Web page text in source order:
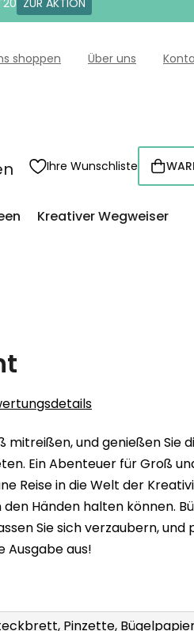
ZUR AKTION
shoppen Über uns
Ihre Wunschliste
Kreativer Wegweiser
mitreißen, und genießen Sie
Ein Abenteuer für Groß
Reise in die Welt der
Händen halten können.
Sie sich verzaubern, und
Ausgabe aus!
Pinzette,